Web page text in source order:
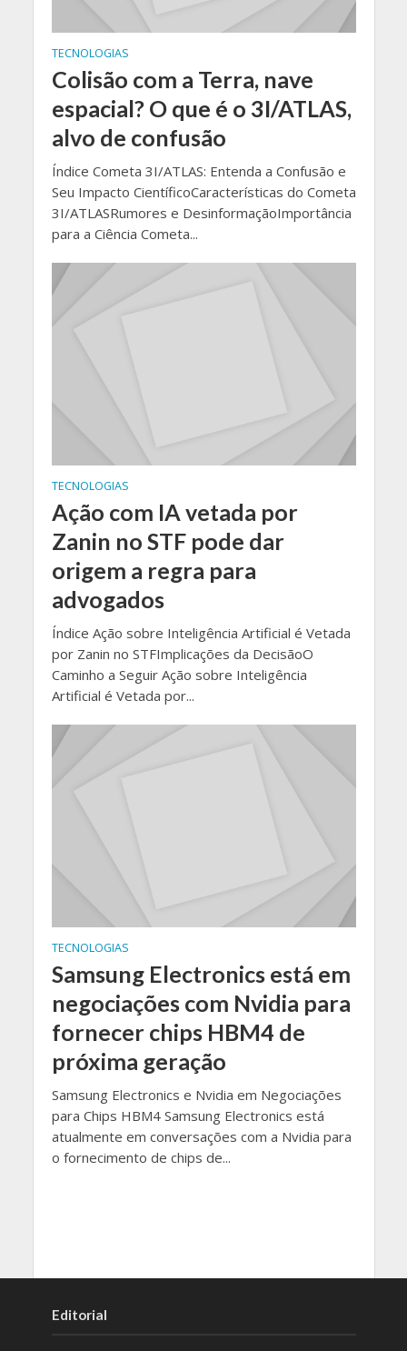
TECNOLOGIAS
Colisão com a Terra, nave
espacial? O que é o 3I/ATLAS,
alvo de confusão
Índice Cometa 3I/ATLAS: Entenda a Confusão e
Seu Impacto CientíficoCaracterísticas do Cometa
3I/ATLASRumores e DesinformaçãoImportância
para a Ciência Cometa...
TECNOLOGIAS
Ação com IA vetada por
Zanin no STF pode dar
origem a regra para
advogados
Índice Ação sobre Inteligência Artificial é Vetada
por Zanin no STFImplicações da DecisãoO
Caminho a Seguir Ação sobre Inteligência
Artificial é Vetada por...
TECNOLOGIAS
Samsung Electronics está em
negociações com Nvidia para
fornecer chips HBM4 de
próxima geração
Samsung Electronics e Nvidia em Negociações
para Chips HBM4 Samsung Electronics está
atualmente em conversações com a Nvidia para
o fornecimento de chips de...
Editorial